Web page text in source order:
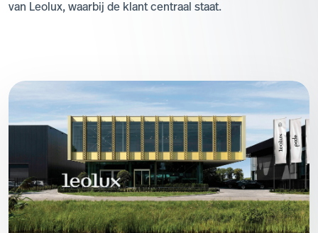
van Leolux, waarbij de klant centraal staat.